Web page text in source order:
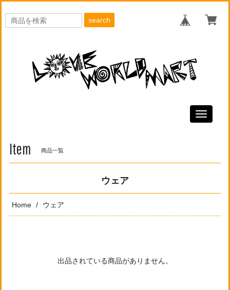
search
Toggle
Item 商品一覧
ウェア
Home ウェア
出品されている商品がありません。